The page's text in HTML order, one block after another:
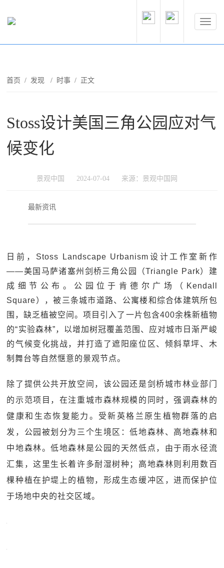
首页 /发现 / 时事 / 正文
Stoss设计美国三角公园应对气
候变化
景观中国 2024-07-04 来源：景观中国网
最新资讯
日前，Stoss Landscape Urbanism设计工作室新作
——美国马萨诸塞州剑桥三角公园（Triangle Park）建
成细节公布。公园位于肯德尔广场（Kendall
Square），被三条城市道路、公寓楼和综合体建筑所包
围，缺乏植被空间。项目引入了一片包含400余株新植物
的“实验森林”，以增加树冠覆盖范围、应对城市日渐严峻
的气候变化挑战，并打造了遮阳座位区、倾斜草坪、木
制舞台等自然惬意的景观节点。
除了提供公共开放空间，该公园还是剑桥城市林业部门
的示范项目，在注重城市森林规模的同时，强调森林的
健康和生态恢复能力。受新英格兰原生植物群落的启
发，公园被划分为三个生境区：低地森林、高地森林和
中地森林。低地森林是公园的天然低点，由于雨水径流
汇集，这里生长着许多耐湿树种；高地森林则利用数百
棵种植在护堤上的植物，形成生态缓冲区，进而保护位
于场地中央的社交区域。